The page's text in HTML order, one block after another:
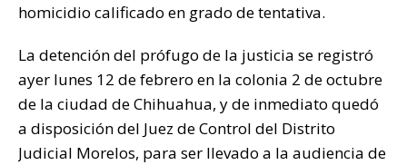
homicidio calificado en grado de tentativa.
La detención del prófugo de la justicia se registró
ayer lunes 12 de febrero en la colonia 2 de octubre
de la ciudad de Chihuahua, y de inmediato quedó
a disposición del Juez de Control del Distrito
Judicial Morelos, para ser llevado a la audiencia de